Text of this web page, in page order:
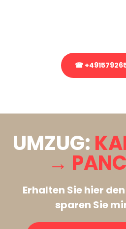
☎
UMZUG:
→
Erhalten Sie hier den
sparen Sie